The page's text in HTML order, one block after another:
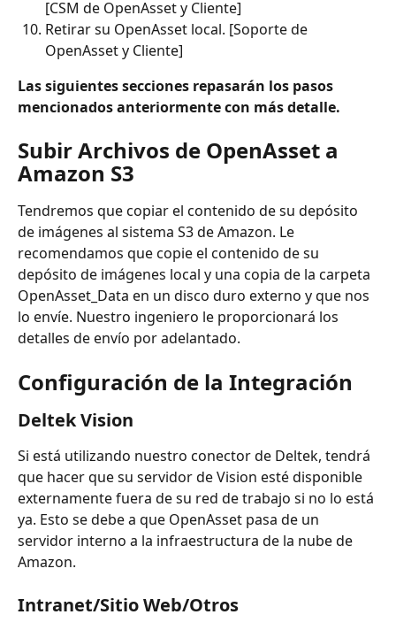
[CSM de OpenAsset y Cliente]
Retirar su OpenAsset local. [Soporte de
OpenAsset y Cliente]
Las siguientes secciones repasarán los pasos
mencionados anteriormente con más detalle.
Subir Archivos de OpenAsset a
Amazon S3
Tendremos que copiar el contenido de su depósito
de imágenes al sistema S3 de Amazon. Le
recomendamos que copie el contenido de su
depósito de imágenes local y una copia de la carpeta
OpenAsset_Data en un disco duro externo y que nos
lo envíe. Nuestro ingeniero le proporcionará los
detalles de envío por adelantado.
Configuración de la Integración
Deltek Vision
Si está utilizando nuestro conector de Deltek, tendrá
que hacer que su servidor de Vision esté disponible
externamente fuera de su red de trabajo si no lo está
ya. Esto se debe a que OpenAsset pasa de un
servidor interno a la infraestructura de la nube de
Amazon.
Intranet/Sitio Web/Otros